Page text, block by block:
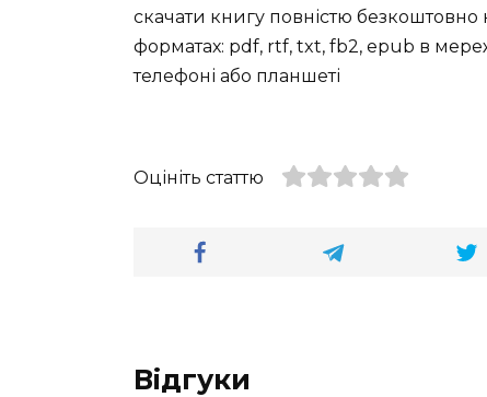
скачати книгу повністю
форматах: pdf, rtf, txt, fb2, epub в
телефоні або планшеті
Оцініть статтю
Відгуки